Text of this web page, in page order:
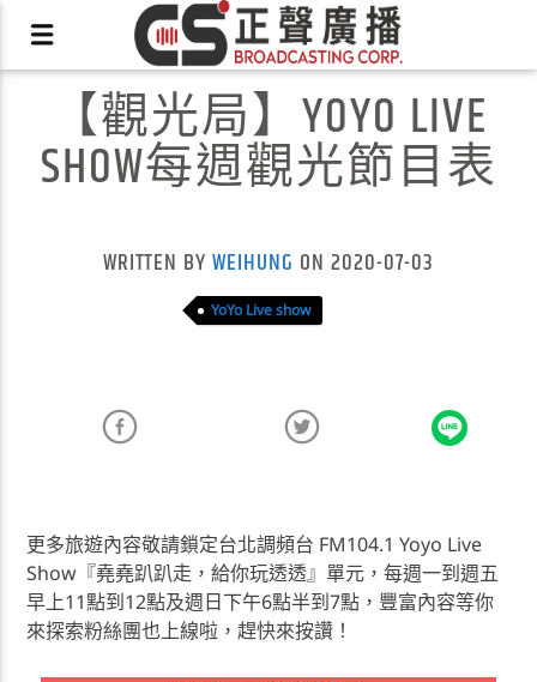
X
【觀光局】YOYO LIVE
SHOW每週觀光節目表
WRITTEN BYWEIHUNG ON 2020-07-03
YoYo Live show
更多旅遊內容敬請鎖定台北調頻台 FM104.1 Yoyo Live
Show『堯堯趴趴走，給你玩透透』單元，每週一到週五
早上11點到12點及週日下午6點半到7點，豐富內容等你
來探索粉絲團也上線啦，趕快來按讚！